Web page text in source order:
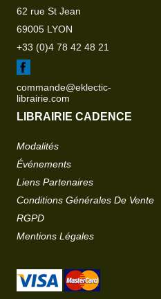
62 rue St Jean
69005 LYON
+33 (0)4 78 42 48 21
commande@eklectic-
librairie.com
LIBRAIRIE CADENCE
Modalités
Événements
Liens Partenaires
Conditions Générales De Vente
RGPD
Mentions Légales